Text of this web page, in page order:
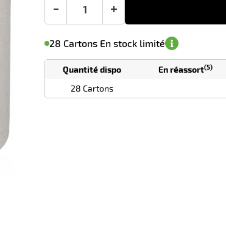
€
HT
+
de
commande
28 Cartons En stock limité
M'avertir de
disponibilité(5)
Tarif
selon
Quantité dispo En réassort(5)
28 Cartons